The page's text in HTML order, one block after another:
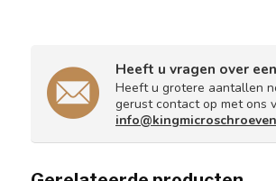
Heeft u vragen over
Heeft u grotere aantallen
gerust contact op met ons